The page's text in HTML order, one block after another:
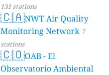
131 stations
🇨🇦NWT Air Quality
Monitoring Network 7
stations
🇨🇴OAB - El
Observatorio Ambiental